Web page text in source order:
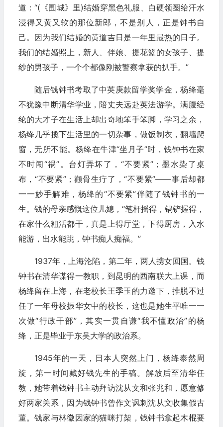
道：“(《围城》里)结婚穿黑色礼服、白硬领圈给汗水
浸得又黄又软的那位新郎，不是别人，正是钟书自
己。因为我们结婚的黄道吉日是一年里最热的日子。
我们的结婚照上，新人、伴娘、提花篮的女孩子、提
纱的男孩子，一个个都像刚被警察拿获的扒手。”
随后钱钟书考取了中英庚款留学奖学金，杨绛毫
不犹豫中断清华学业，陪丈夫远赴英法游学。满腹经
纶的大才子在生活上却出奇地笨手笨脚，学习之余，
杨绛几乎揽下生活里的一切杂事，做饭制衣，翻墙爬
窗，无所不能。杨绛在牛津“坐月子”时，钱钟书在家
不时闯“祸”。台灯弄坏了，“不要紧”；墨水染了桌
布，“不要紧”；颧骨生疔了，“不要紧”——事后却都
一一妙手解难，杨绛的“不要紧”伴随了钱钟书的一
生。钱的母亲感慨这位儿媳，“笔杆摇得，锅铲握得，
在家什么粗活都干，真是上得厅堂，下得厨房，入水
能游，出水能跳，钟书痴人痴福。”
1937年，上海沦陷，第二年，两人携女回国。钱
钟书在清华谋得一教职，到昆明的西南联大上课，而
杨绛留在上海，在老校长王季玉的力邀下，推脱不过
任了一年母校振华女中的校长，这也是她生平唯一一
次做“行政干部”，其实一贯自谦“我不懂政治”的杨
绛，正是毕业于东吴大学的政治系。
1945年的一天，日本人突然上门，杨绛泰然周
旋，第一时间藏好钱先生的手稿。解放后至清华任
教，她带着钱钟书主动拜访沈从文和张兆和，愿意修
好两家关系，因为钱钟书曾作文讽刺沈从文收集假古
董。钱家与林徽因家的猫咪打架，钱钟书拿起木棍要